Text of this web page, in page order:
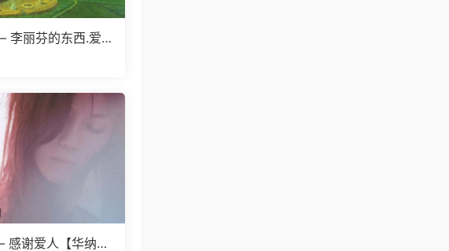
李丽芬的东西.爱
感谢爱人【华纳】